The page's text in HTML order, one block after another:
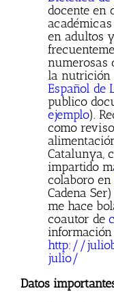
docente en
en adultos
numerosas
la nutrición
Español de
publico
ejemplo).
como
Catalunya,
impartido
colaboro en
Cadena
me hace
coautor de
http://
julio/
Datos